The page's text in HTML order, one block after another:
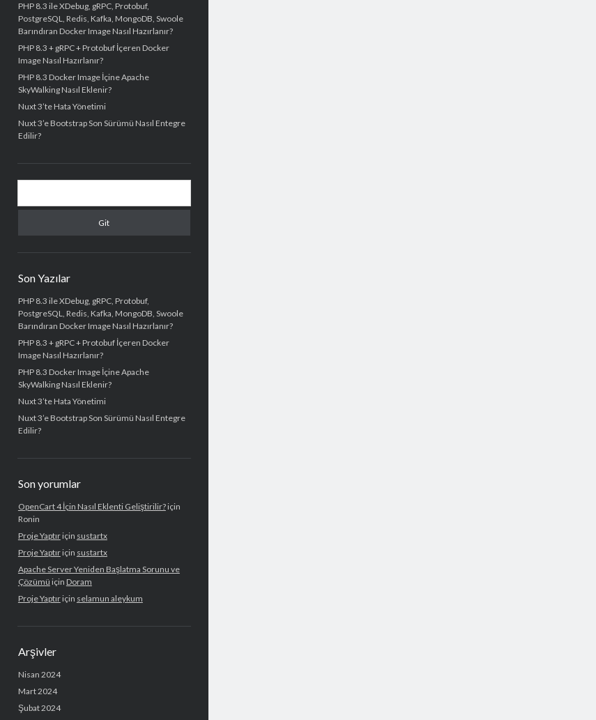
PHP 8.3 ile XDebug, gRPC, Protobuf,
PostgreSQL, Redis, Kafka, MongoDB, Swoole
Barındıran Docker Image Nasıl Hazırlanır?
PHP 8.3 + gRPC + Protobuf İçeren Docker
Image Nasıl Hazırlanır?
PHP 8.3 Docker Image İçine Apache
SkyWalking Nasıl Eklenir?
Nuxt 3’te Hata Yönetimi
Nuxt 3’e Bootstrap Son Sürümü Nasıl Entegre
Edilir?
Son Yazılar
PHP 8.3 ile XDebug, gRPC, Protobuf,
PostgreSQL, Redis, Kafka, MongoDB, Swoole
Barındıran Docker Image Nasıl Hazırlanır?
PHP 8.3 + gRPC + Protobuf İçeren Docker
Image Nasıl Hazırlanır?
PHP 8.3 Docker Image İçine Apache
SkyWalking Nasıl Eklenir?
Nuxt 3’te Hata Yönetimi
Nuxt 3’e Bootstrap Son Sürümü Nasıl Entegre
Edilir?
Son yorumlar
OpenCart 4 İçin Nasıl Eklenti Geliştirilir?için
Ronin
Proje Yaptıriçin sustartx
Proje Yaptıriçin sustartx
Apache Server Yeniden Başlatma Sorunu ve
Çözümü için Doram
Proje Yaptıriçin selamun aleykum
Arşivler
Nisan 2024
Mart 2024
Şubat 2024